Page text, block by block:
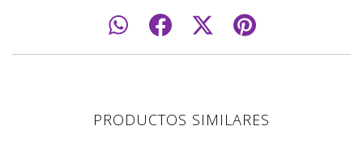
PRODUCTOS SIMILARES